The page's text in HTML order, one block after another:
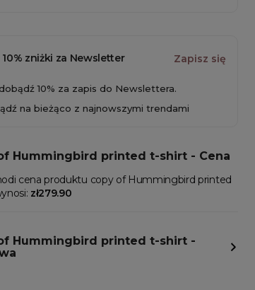
10% zniżki za Newsletter Zapisz się
10% za zapis do Newslettera.
na bieżąco z najnowszymi trendami
Hummingbird printed t-shirt - Cena
cena produktu copy of Hummingbird printed
zł279.90
Hummingbird printed t-shirt -